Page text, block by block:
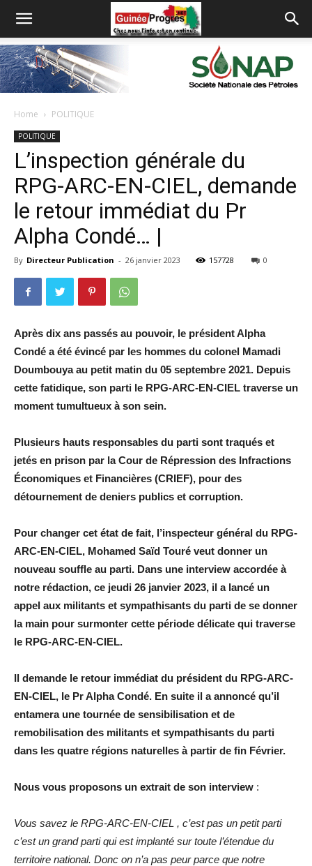
Home POLITIQUE
POLITIQUE
L’inspection générale du
RPG-ARC-EN-CIEL, demande
le retour immédiat du Pr
Alpha Condé… |
By Directeur Publication - 26 janvier 2023 157728 0
Après dix ans passés au pouvoir, le président Alpha
Condé a été évincé par les hommes du colonel Mamadi
Doumbouya au petit matin du 05 septembre 2021. Depuis
cette fatidique, son parti le RPG-ARC-EN-CIEL traverse un
moment tumultueux à son sein.
Plusieurs hauts responsables du parti sont traqués et
jetés en prison par la Cour de Répression des Infractions
Économiques et Financières (CRIEF), pour des
détournement de deniers publics et corruption.
Pour changer cet état de fait, l’inspecteur général du RPG-
ARC-EN-CIEL, Mohamed Saïd Touré veut donner un
nouveau souffle au parti. Dans une interview accordée à
notre rédaction, ce jeudi 26 janvier 2023, il a lancé un
appel aux militants et sympathisants du parti de se donner
la main pour surmonter cette période délicate qui traverse
le RPG-ARC-EN-CIEL.
Il demande le retour immédiat du président du RPG-ARC-
EN-CIEL, le Pr Alpha Condé. En suite il a annoncé qu’il
entamera une tournée de sensibilisation et de
remobilisation des militants et sympathisants du parti
dans les quatre régions naturelles à partir de fin Février.
Nous vous proposons un extrait de son interview :
Vous savez le RPG-ARC-EN-CIEL , c’est pas un petit parti
c’est un grand parti qui est implanté sur toute l’étendue du
territoire national. Donc on n’a pas peur parce que notre